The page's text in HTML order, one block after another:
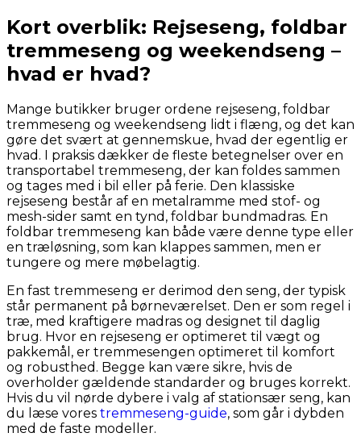
Kort overblik: Rejseseng, foldbar
tremmeseng og weekendseng –
hvad er hvad?
Mange butikker bruger ordene rejseseng, foldbar
tremmeseng og weekendseng lidt i flæng, og det kan
gøre det svært at gennemskue, hvad der egentlig er
hvad. I praksis dækker de fleste betegnelser over en
transportabel tremmeseng, der kan foldes sammen
og tages med i bil eller på ferie. Den klassiske
rejseseng består af en metalramme med stof- og
mesh-sider samt en tynd, foldbar bundmadras. En
foldbar tremmeseng kan både være denne type eller
en træløsning, som kan klappes sammen, men er
tungere og mere møbelagtig.
En fast tremmeseng er derimod den seng, der typisk
står permanent på børneværelset. Den er som regel i
træ, med kraftigere madras og designet til daglig
brug. Hvor en rejseseng er optimeret til vægt og
pakkemål, er tremmesengen optimeret til komfort
og robusthed. Begge kan være sikre, hvis de
overholder gældende standarder og bruges korrekt.
Hvis du vil nørde dybere i valg af stationsær seng, kan
du læse vores tremmeseng-guide, som går i dybden
med de faste modeller.